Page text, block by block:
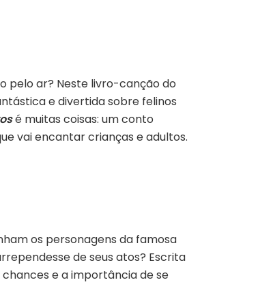
pelo ar? Neste livro-canção do
e divertida sobre felinos
é muitas coisas: um conto
vai encantar crianças e adultos.
os personagens da famosa
de seus atos? Escrita
e a importância de se